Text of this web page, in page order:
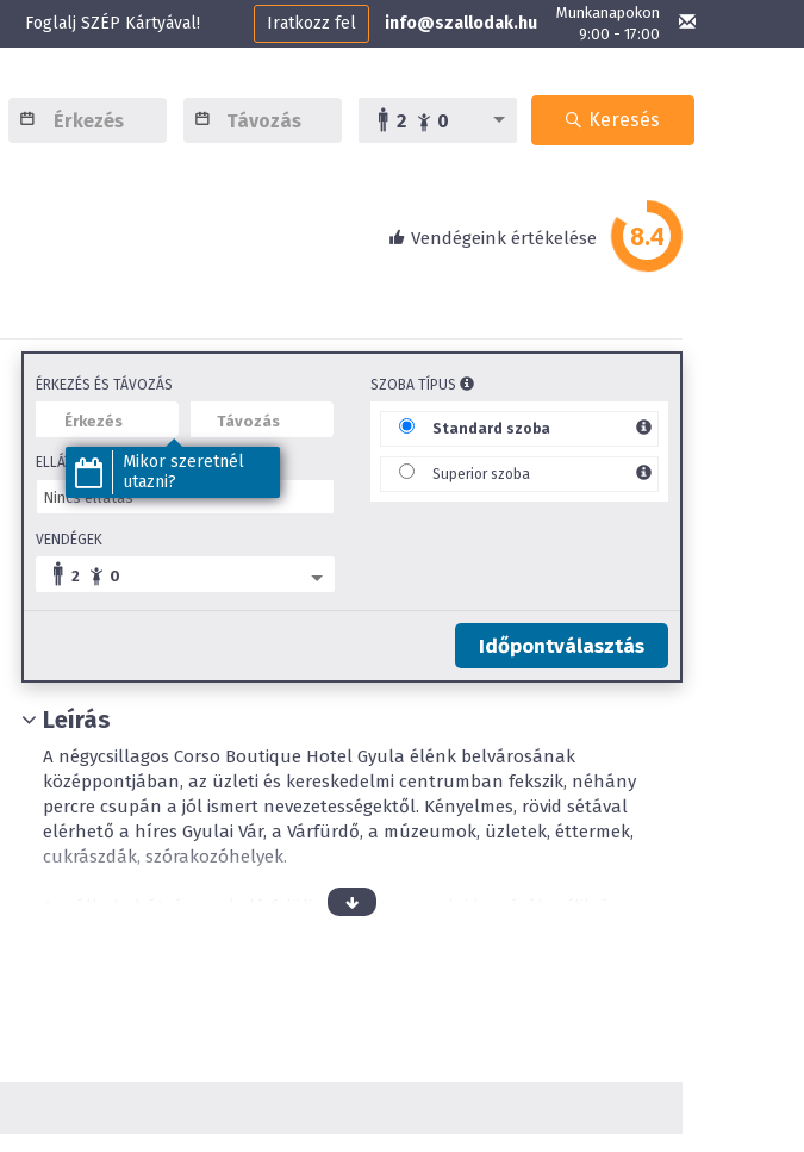
Foglalj SZÉP Kártyával! Iratkozz fel info@szallodak.hu
Munkanapokon
9:00 - 17:00
2 0 Keresés
Vendégeink értékelése
ÉRKEZÉS ÉS TÁVOZÁS
Mikor szeretnél
utazni?
ELLÁTÁS
VENDÉGEK
2 0
SZOBA TÍPUS
Standard szoba
Superior szoba
Időpontválasztás
Leírás
A négycsillagos Corso Boutique Hotel Gyula élénk belvárosának
középpontjában, az üzleti és kereskedelmi centrumban fekszik, néhány
percre csupán a jól ismert nevezetességektől. Kényelmes, rövid sétával
elérhető a híres Gyulai Vár, a Várfürdő, a múzeumok, üzletek, éttermek,
cukrászdák, szórakozóhelyek.
A szálloda hátsó - parkoló felöli - bejárata a gyulai korzóról nyílik, így a